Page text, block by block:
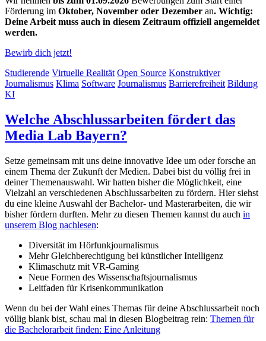
Förderung im Oktober, November oder Dezember an. Wichtig:
Deine Arbeit muss auch in diesem Zeitraum offiziell angemeldet
werden.
Bewirb dich jetzt!
Studierende Virtuelle Realität Open Source Konstruktiver
Journalismus Klima Software Journalismus Barrierefreiheit Bildung
KI
Welche Abschlussarbeiten fördert das
Media Lab Bayern?
Setze gemeinsam mit uns deine innovative Idee um oder forsche an
einem Thema der Zukunft der Medien. Dabei bist du völlig frei in
deiner Themenauswahl. Wir hatten bisher die Möglichkeit, eine
Vielzahl an verschiedenen Abschlussarbeiten zu fördern. Hier siehst
du eine kleine Auswahl der Bachelor- und Masterarbeiten, die wir
bisher fördern durften. Mehr zu diesen Themen kannst du auch in
unserem Blog nachlesen:
Diversität im Hörfunkjournalismus
Mehr Gleichberechtigung bei künstlicher Intelligenz
Klimaschutz mit VR-Gaming
Neue Formen des Wissenschaftsjournalismus
Leitfaden für Krisenkommunikation
Wenn du bei der Wahl eines Themas für deine Abschlussarbeit noch
völlig blank bist, schau mal in diesen Blogbeitrag rein: Themen für
die Bachelorarbeit finden: Eine Anleitung